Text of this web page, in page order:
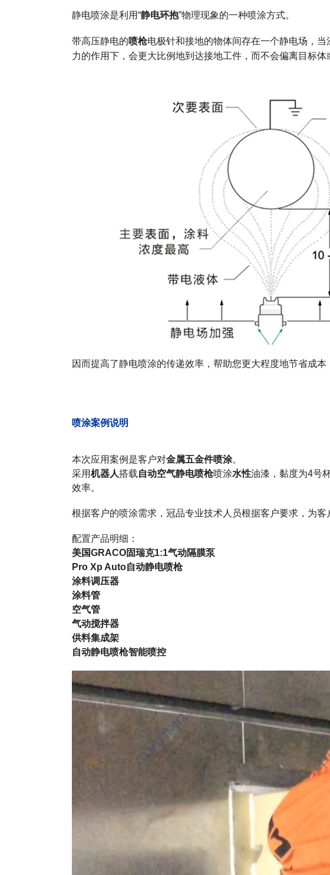
静电喷涂是利用“静电环抱”物理现象的一种喷涂方式。
带高压静电的喷枪电极针和接地的物体间存在一个静电场，
力的作用下，会更大比例地到达接地工件，而不会偏离目标体
因而提高了静电喷涂的传递效率，帮助您更大程度地节省成本
喷涂案例说明
本次应用案例是客户对金属五金件喷涂。
采用机器人搭载自动空气静电喷枪喷涂水性油漆，黏度为4号
效率。
根据客户的喷涂需求，冠品专业技术人员根据客户要求，为客
配置产品明细：
美国GRACO固瑞克1:1气动隔膜泵
Pro Xp Auto自动静电喷枪
涂料调压器
涂料管
空气管
气动搅拌器
供料集成架
自动静电喷枪智能喷控